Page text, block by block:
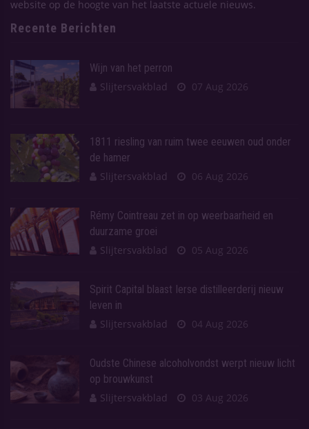
website op de hoogte van het laatste actuele nieuws.
Recente Berichten
Wijn van het perron
Slijtersvakblad
07 Aug 2026
1811 riesling van ruim twee eeuwen oud onder
de hamer
Slijtersvakblad
06 Aug 2026
Rémy Cointreau zet in op weerbaarheid en
duurzame groei
Slijtersvakblad
05 Aug 2026
Spirit Capital blaast Ierse distilleerderij nieuw
leven in
Slijtersvakblad
04 Aug 2026
Oudste Chinese alcoholvondst werpt nieuw licht
op brouwkunst
Slijtersvakblad
03 Aug 2026